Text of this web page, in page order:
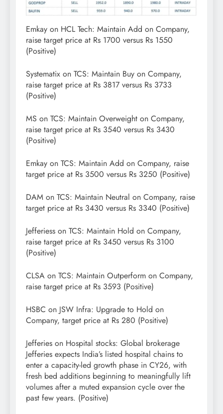
Emkay on HCL Tech: Maintain Add on Company,
raise target price at Rs 1700 versus Rs 1550
(Positive)
Systematix on TCS: Maintain Buy on Company,
raise target price at Rs 3817 versus Rs 3733
(Positive)
MS on TCS: Maintain Overweight on Company,
raise target price at Rs 3540 versus Rs 3430
(Positive)
Emkay on TCS: Maintain Add on Company, raise
target price at Rs 3500 versus Rs 3250 (Positive)
DAM on TCS: Maintain Neutral on Company, raise
target price at Rs 3430 versus Rs 3340 (Positive)
Jefferiess on TCS: Maintain Hold on Company,
raise target price at Rs 3450 versus Rs 3100
(Positive)
CLSA on TCS: Maintain Outperform on Company,
raise target price at Rs 3593 (Positive)
HSBC on JSW Infra: Upgrade to Hold on
Company, target price at Rs 280 (Positive)
Jefferies on Hospital stocks: Global brokerage
Jefferies expects India’s listed hospital chains to
enter a capacity-led growth phase in CY26, with
fresh bed additions beginning to meaningfully lift
volumes after a muted expansion cycle over the
past few years. (Positive)